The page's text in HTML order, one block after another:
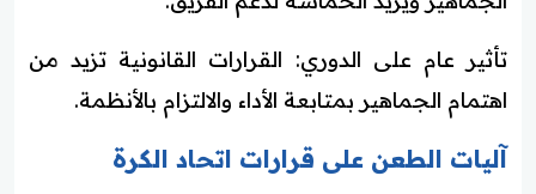
تأثير عام على الدوري: القرارات القانونية تزيد من
اهتمام الجماهير بمتابعة الأداء والالتزام بالأنظمة.
آليات الطعن على قرارات اتحاد الكرة